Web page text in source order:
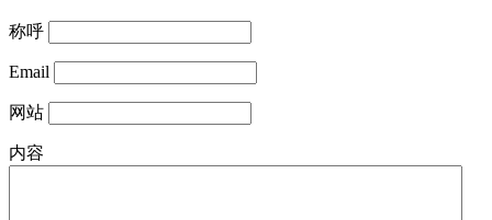
称呼
Email
网站
内容